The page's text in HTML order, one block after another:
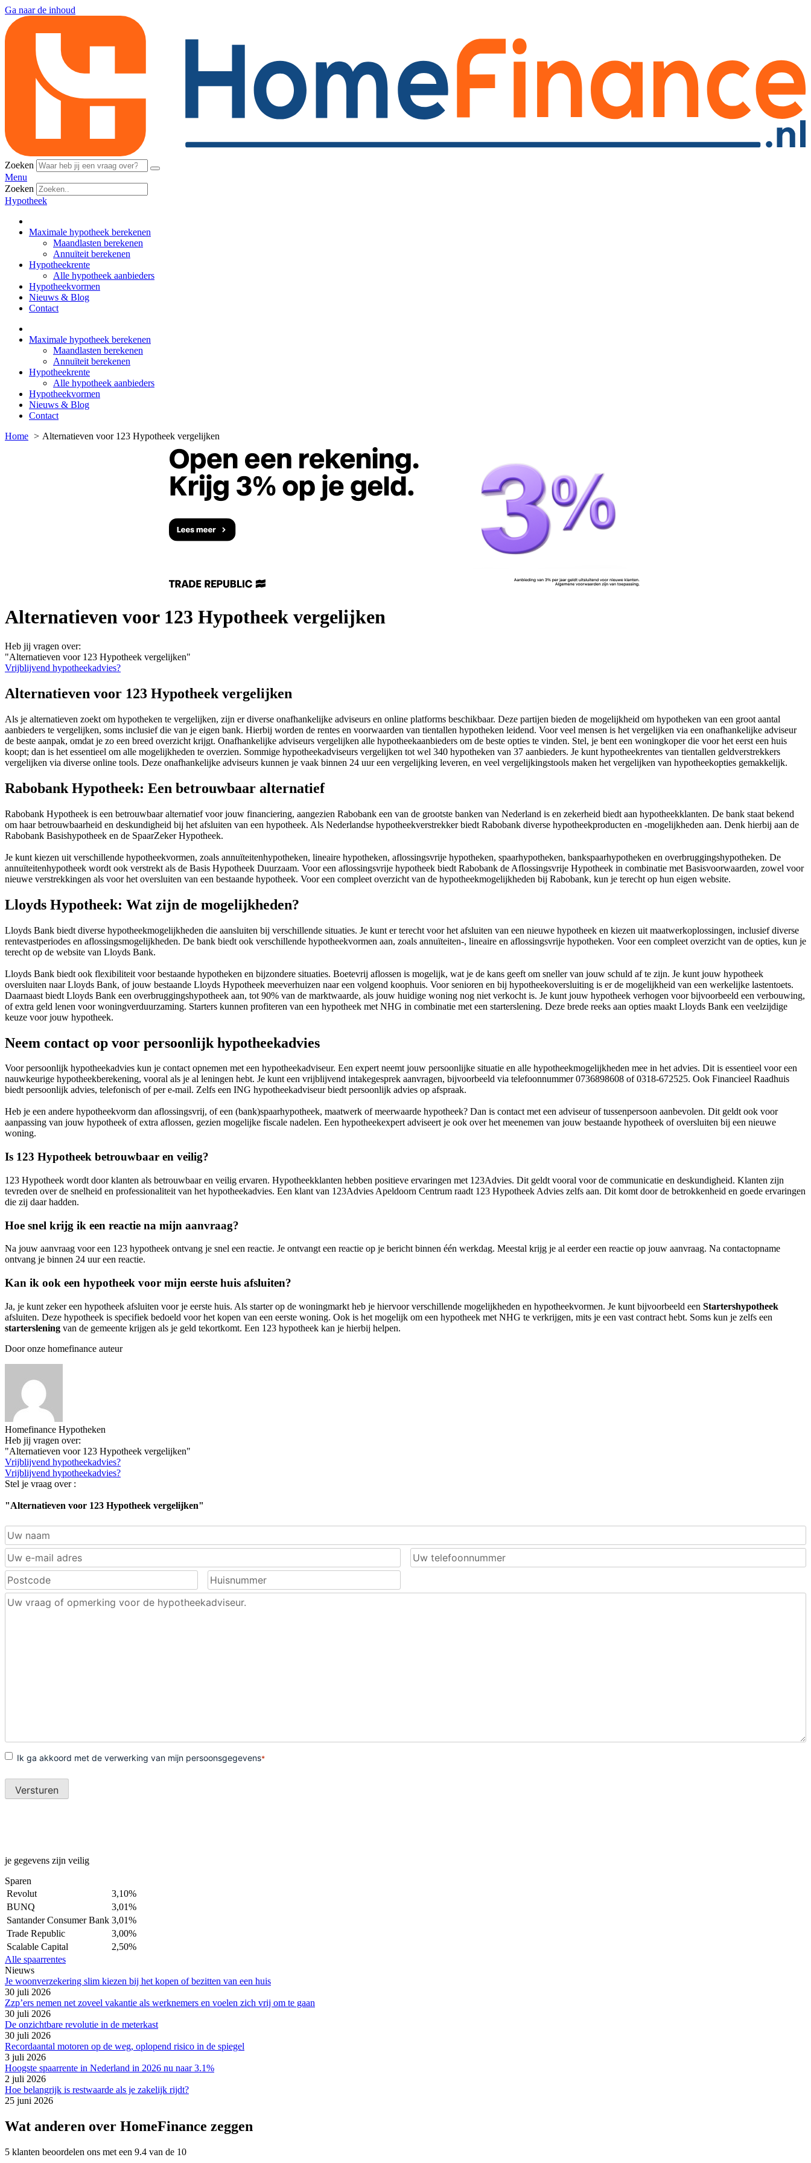
Ga naar de inhoud
Zoeken
Menu
Zoeken
Hypotheek
Maximale hypotheek berekenen
Maandlasten berekenen
Annuïteit berekenen
Hypotheekrente
Alle hypotheek aanbieders
Hypotheekvormen
Nieuws & Blog
Contact
Maximale hypotheek berekenen
Maandlasten berekenen
Annuïteit berekenen
Hypotheekrente
Alle hypotheek aanbieders
Hypotheekvormen
Nieuws & Blog
Contact
Home
Alternatieven voor 123 Hypotheek vergelijken
Alternatieven voor 123 Hypotheek vergelijken
Heb jij vragen over:
"Alternatieven voor 123 Hypotheek vergelijken"
Vrijblijvend hypotheekadvies?
Alternatieven voor 123 Hypotheek vergelijken
Als je alternatieven zoekt om hypotheken te vergelijken, zijn er diverse onafhankelijke adviseurs en online platforms beschikbaar. Deze partijen bieden de mogelijkheid om hypotheken van een groot aantal
aanbieders te vergelijken, soms inclusief die van je eigen bank. Hierbij worden de rentes en voorwaarden van tientallen hypotheken leidend. Voor veel mensen is het vergelijken via een onafhankelijke adviseur
de beste aanpak, omdat je zo een breed overzicht krijgt. Onafhankelijke adviseurs vergelijken alle hypotheekaanbieders om de beste opties te vinden. Stel, je bent een woningkoper die voor het eerst een huis
koopt; dan is het essentieel om alle mogelijkheden te overzien. Sommige hypotheekadviseurs vergelijken tot wel 340 hypotheken van 37 aanbieders. Je kunt hypotheekrentes van tientallen geldverstrekkers
vergelijken via diverse online tools. Deze onafhankelijke adviseurs kunnen je vaak binnen 24 uur een vergelijking leveren, en veel vergelijkingstools maken het vergelijken van hypotheekopties gemakkelijk.
Rabobank Hypotheek: Een betrouwbaar alternatief
Rabobank Hypotheek is een betrouwbaar alternatief voor jouw financiering, aangezien Rabobank een van de grootste banken van Nederland is en zekerheid biedt aan hypotheekklanten. De bank staat bekend
om haar betrouwbaarheid en deskundigheid bij het afsluiten van een hypotheek. Als Nederlandse hypotheekverstrekker biedt Rabobank diverse hypotheekproducten en -mogelijkheden aan. Denk hierbij aan de
Rabobank Basishypotheek en de SpaarZeker Hypotheek.
Je kunt kiezen uit verschillende hypotheekvormen, zoals annuïteitenhypotheken, lineaire hypotheken, aflossingsvrije hypotheken, spaarhypotheken, bankspaarhypotheken en overbruggingshypotheken. De
annuïteitenhypotheek wordt ook verstrekt als de Basis Hypotheek Duurzaam. Voor een aflossingsvrije hypotheek biedt Rabobank de Aflossingsvrije Hypotheek in combinatie met Basisvoorwaarden, zowel voor
nieuwe verstrekkingen als voor het oversluiten van een bestaande hypotheek. Voor een compleet overzicht van de hypotheekmogelijkheden bij Rabobank, kun je terecht op hun eigen website.
Lloyds Hypotheek: Wat zijn de mogelijkheden?
Lloyds Bank biedt diverse hypotheekmogelijkheden die aansluiten bij verschillende situaties. Je kunt er terecht voor het afsluiten van een nieuwe hypotheek en kiezen uit maatwerkoplossingen, inclusief diverse
rentevastperiodes en aflossingsmogelijkheden. De bank biedt ook verschillende hypotheekvormen aan, zoals annuïteiten-, lineaire en aflossingsvrije hypotheken. Voor een compleet overzicht van de opties, kun je
terecht op de website van Lloyds Bank.
Lloyds Bank biedt ook flexibiliteit voor bestaande hypotheken en bijzondere situaties. Boetevrij aflossen is mogelijk, wat je de kans geeft om sneller van jouw schuld af te zijn. Je kunt jouw hypotheek
oversluiten naar Lloyds Bank, of jouw bestaande Lloyds Hypotheek meeverhuizen naar een volgend koophuis. Voor senioren en bij hypotheekoversluiting is er de mogelijkheid van een werkelijke lastentoets.
Daarnaast biedt Lloyds Bank een overbruggingshypotheek aan, tot 90% van de marktwaarde, als jouw huidige woning nog niet verkocht is. Je kunt jouw hypotheek verhogen voor bijvoorbeeld een verbouwing,
of extra geld lenen voor woningverduurzaming. Starters kunnen profiteren van een hypotheek met NHG in combinatie met een starterslening. Deze brede reeks aan opties maakt Lloyds Bank een veelzijdige
keuze voor jouw hypotheek.
Neem contact op voor persoonlijk hypotheekadvies
Voor persoonlijk hypotheekadvies kun je contact opnemen met een hypotheekadviseur. Een expert neemt jouw persoonlijke situatie en alle hypotheekmogelijkheden mee in het advies. Dit is essentieel voor een
nauwkeurige hypotheekberekening, vooral als je al leningen hebt. Je kunt een vrijblijvend intakegesprek aanvragen, bijvoorbeeld via telefoonnummer 0736898608 of 0318-672525. Ook Financieel Raadhuis
biedt persoonlijk advies, telefonisch of per e-mail. Zelfs een ING hypotheekadviseur biedt persoonlijk advies op afspraak.
Heb je een andere hypotheekvorm dan aflossingsvrij, of een (bank)spaarhypotheek, maatwerk of meerwaarde hypotheek? Dan is contact met een adviseur of tussenpersoon aanbevolen. Dit geldt ook voor
aanpassing van jouw hypotheek of extra aflossen, gezien mogelijke fiscale nadelen. Een hypotheekexpert adviseert je ook over het meenemen van jouw bestaande hypotheek of oversluiten bij een nieuwe
woning.
Is 123 Hypotheek betrouwbaar en veilig?
123 Hypotheek wordt door klanten als betrouwbaar en veilig ervaren. Hypotheekklanten hebben positieve ervaringen met 123Advies. Dit geldt vooral voor de communicatie en deskundigheid. Klanten zijn
tevreden over de snelheid en professionaliteit van het hypotheekadvies. Een klant van 123Advies Apeldoorn Centrum raadt 123 Hypotheek Advies zelfs aan. Dit komt door de betrokkenheid en goede ervaringen
die zij daar hadden.
Hoe snel krijg ik een reactie na mijn aanvraag?
Na jouw aanvraag voor een 123 hypotheek ontvang je snel een reactie. Je ontvangt een reactie op je bericht binnen één werkdag. Meestal krijg je al eerder een reactie op jouw aanvraag. Na contactopname
ontvang je binnen 24 uur een reactie.
Kan ik ook een hypotheek voor mijn eerste huis afsluiten?
Ja, je kunt zeker een hypotheek afsluiten voor je eerste huis. Als starter op de woningmarkt heb je hiervoor verschillende mogelijkheden en hypotheekvormen. Je kunt bijvoorbeeld een Startershypotheek
afsluiten. Deze hypotheek is specifiek bedoeld voor het kopen van een eerste woning. Ook is het mogelijk om een hypotheek met NHG te verkrijgen, mits je een vast contract hebt. Soms kun je zelfs een
starterslening van de gemeente krijgen als je geld tekortkomt. Een 123 hypotheek kan je hierbij helpen.
Door onze homefinance auteur
Homefinance Hypotheken
Heb jij vragen over:
"Alternatieven voor 123 Hypotheek vergelijken"
Vrijblijvend hypotheekadvies?
Vrijblijvend hypotheekadvies?
Stel je vraag over :
"Alternatieven voor 123 Hypotheek vergelijken"
je gegevens zijn veilig
Sparen
Revolut
3,10%
BUNQ
3,01%
Santander Consumer Bank 3,01%
Trade Republic
3,00%
Scalable Capital
2,50%
Alle spaarrentes
Nieuws
Je woonverzekering slim kiezen bij het kopen of bezitten van een huis
30 juli 2026
Zzp’ers nemen net zoveel vakantie als werknemers en voelen zich vrij om te gaan
30 juli 2026
De onzichtbare revolutie in de meterkast
30 juli 2026
Recordaantal motoren op de weg, oplopend risico in de spiegel
3 juli 2026
Hoogste spaarrente in Nederland in 2026 nu naar 3.1%
2 juli 2026
Hoe belangrijk is restwaarde als je zakelijk rijdt?
25 juni 2026
Wat anderen over HomeFinance zeggen
5 klanten beoordelen ons met een 9.4 van de 10